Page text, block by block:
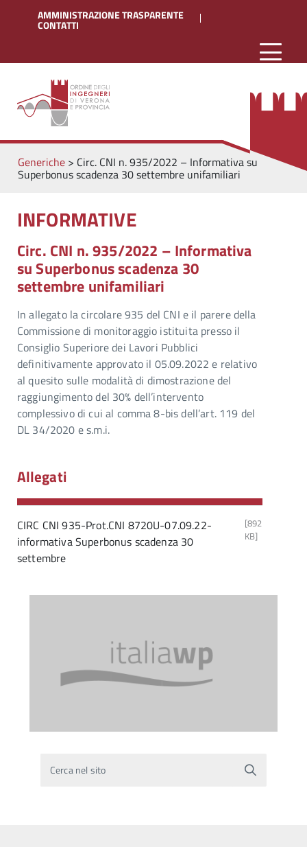
AMMINISTRAZIONE TRASPARENTE
CONTATTI
Generiche> Circ. CNI n. 935/2022 – Informativa su
Superbonus scadenza 30 settembre unifamiliari
INFORMATIVE
Circ. CNI n. 935/2022 – Informativa
su Superbonus scadenza 30
settembre unifamiliari
In allegato la circolare 935 del CNI e il parere della
Commissione di monitoraggio istituita presso il
Consiglio Superiore dei Lavori Pubblici
definitivamente approvato il 05.09.2022 e relativo
al quesito sulle modalità di dimostrazione del
raggiungimento del 30% dell’intervento
complessivo di cui al comma 8-bis dell’art. 119 del
DL 34/2020 e s.m.i.
Allegati
CIRC CNI 935-Prot.CNI 8720U-07.09.22-
informativa Superbonus scadenza 30
settembre
[892
KB]
Cerca nel sito